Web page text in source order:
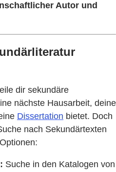
Autor und
dir sekundäre
nächste Hausarbeit, deine
Dissertation bietet. Doch
nach Sekundärtexten
Suche in den Katalogen von